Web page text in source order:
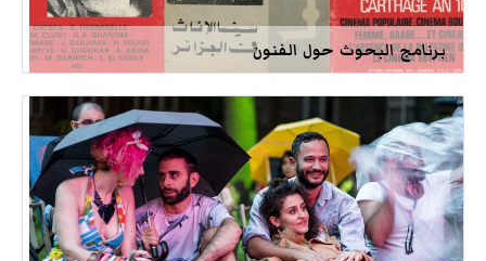
برنامج البحوث حول الفنون